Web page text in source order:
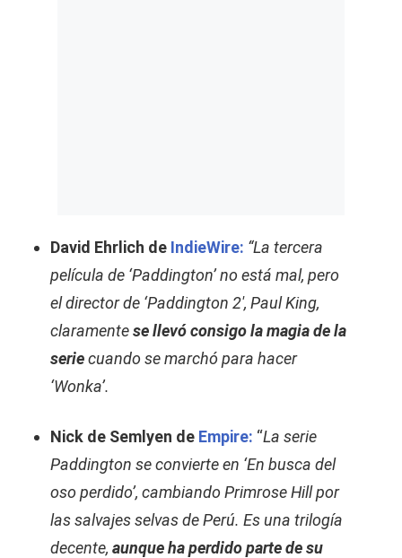
David Ehrlich de IndieWire: “La tercera
película de ‘Paddington’ no está mal, pero
el director de ‘Paddington 2′, Paul King,
claramentese llevó consigo la magia de la
seriecuando se marchó para hacer
‘Wonka’.
Nick de Semlyen de Empire: “La serie
Paddington se convierte en ‘En busca del
oso perdido’, cambiando Primrose Hill por
las salvajes selvas de Perú. Es una trilogía
decente, aunque ha perdido parte de su